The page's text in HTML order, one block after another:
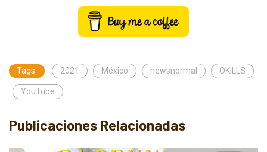
Tags: 2021 México newsnormal OKILLS
YouTube
Publicaciones Relacionadas